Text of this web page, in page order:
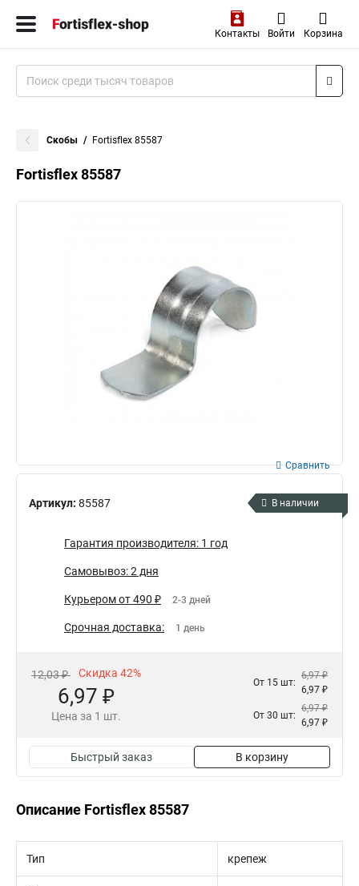
Контакты Войти Корзина
Скобы Fortisflex 85587
Fortisflex 85587
Артикул: 85587
Сравнить
В наличии
Гарантия производителя: 1 год
Самовывоз: 2 дня
Курьером от 490 ₽ 2-3 дней
Срочная доставка: 1 день
12,03 ₽ Скидка 42%
6,97 ₽
Цена за 1 шт.
От 15 шт:
6,97 ₽
6,97 ₽
От 30 шт:
6,97 ₽
6,97 ₽
Быстрый заказ В корзину
Описание Fortisflex 85587
Тип крепеж